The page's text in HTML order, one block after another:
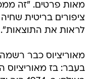
מאות פרטים. "זה
ציפורים בריטית
לראות את התוצאות".
מאוריציוס כבר
בעבר: בז מאוריציוס